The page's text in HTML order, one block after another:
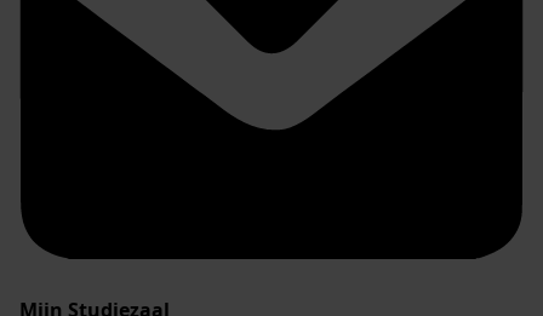
Mijn Studiezaal